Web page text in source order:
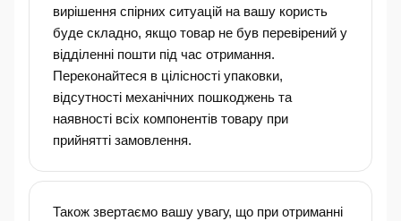
вирішення спірних ситуацій на вашу користь
буде складно, якщо товар не був перевірений у
відділенні пошти під час отримання.
Переконайтеся в цілісності упаковки,
відсутності механічних пошкоджень та
наявності всіх компонентів товару при
прийнятті замовлення.
Також звертаємо вашу увагу, що при отриманні